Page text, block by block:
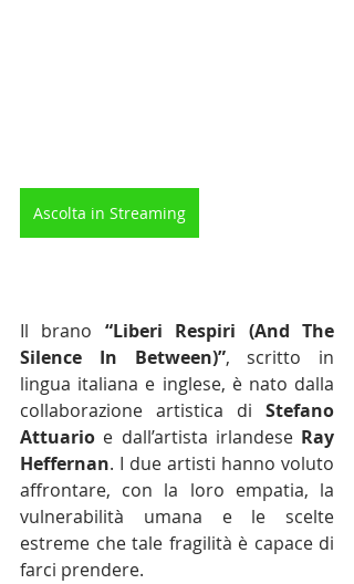
Ascolta in Streaming
Il brano “Liberi Respiri (And The
Silence In Between)”, scritto in
lingua italiana e inglese, è nato dalla
collaborazione artistica di Stefano
Attuario e dall’artista irlandese Ray
Heffernan. I due artisti hanno voluto
affrontare, con la loro empatia, la
vulnerabilità umana e le scelte
estreme che tale fragilità è capace di
farci prendere.